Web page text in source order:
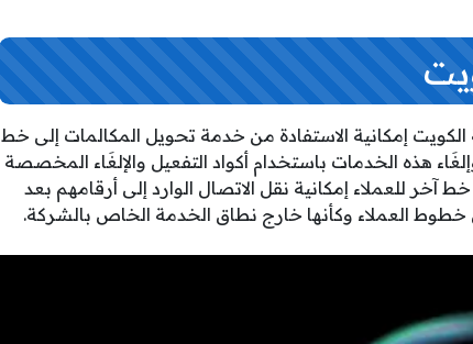
إمكانية الاستفادة من خدمة تحويل المكالمات إلى خط
هذه الخدمات باستخدام أكواد التفعيل والإلغَاء المخصصة
للعملاء إمكانية نقل الاتصال الوارد إلى أرقامهم بعد
العملاء وكأنها خارج نطاق الخدمة الخاص بالشركة.